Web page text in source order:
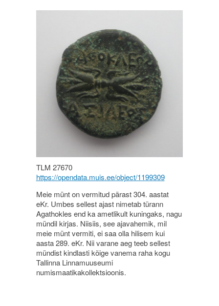
TLM 27670
https://opendata.muis.ee/object/1199309
Meie münt on vermitud pärast 304. aastat
eKr. Umbes sellest ajast nimetab türann
Agathokles end ka ametlikult kuningaks, nagu
mündil kirjas. Niisiis, see ajavahemik, mil
meie münt vermiti, ei saa olla hilisem kui
aasta 289. eKr. Nii varane aeg teeb sellest
mündist kindlasti kõige vanema raha kogu
Tallinna Linnamuuseumi
numismaatikakollektsioonis.